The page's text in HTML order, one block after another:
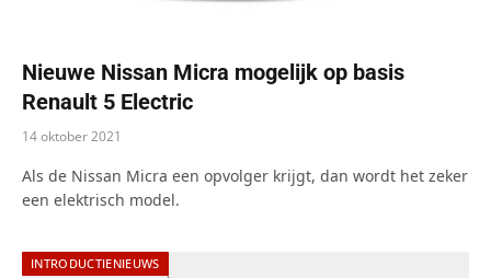
Nieuwe Nissan Micra mogelijk op basis
Renault 5 Electric
14 oktober 2021
Als de Nissan Micra een opvolger krijgt, dan wordt het zeker
een elektrisch model.
INTRODUCTIENIEUWS